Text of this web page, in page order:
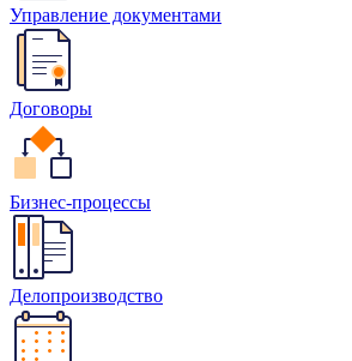
Управление документами
Договоры
Бизнес-процессы
Делопроизводство